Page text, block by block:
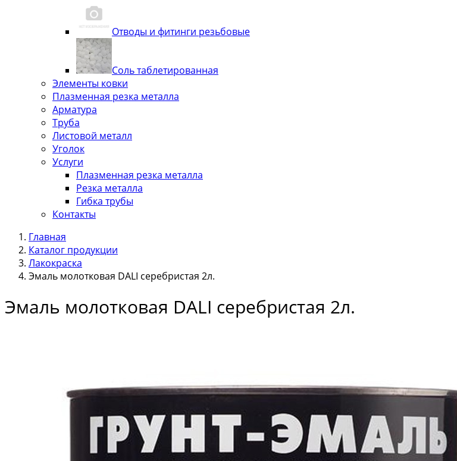
Отводы и фитинги резьбовые
Соль таблетированная
Элементы ковки
Плазменная резка металла
Арматура
Труба
Листовой металл
Уголок
Услуги
Плазменная резка металла
Резка металла
Гибка трубы
Контакты
Главная
Каталог продукции
Лакокраска
Эмаль молотковая DALI серебристая 2л.
Эмаль молотковая DALI серебристая 2л.